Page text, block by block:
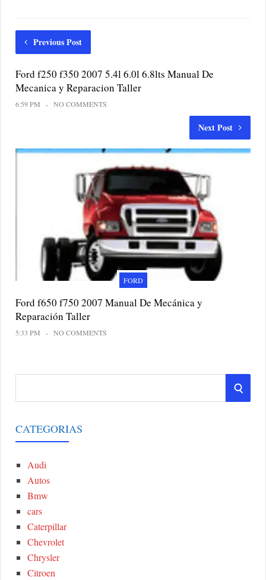
Previous Post
Ford f250 f350 2007 5.4l 6.0l 6.8lts Manual De
Mecanica y Reparacion Taller
6:59 PM NO COMMENTS
Next Post
FORD
Ford f650 f750 2007 Manual De Mecánica y
Reparación Taller
5:33 PM NO COMMENTS
r
c
S
CATEGORIAS
Audi
Autos
Bmw
cars
Caterpillar
Chevrolet
Chrysler
Citroen